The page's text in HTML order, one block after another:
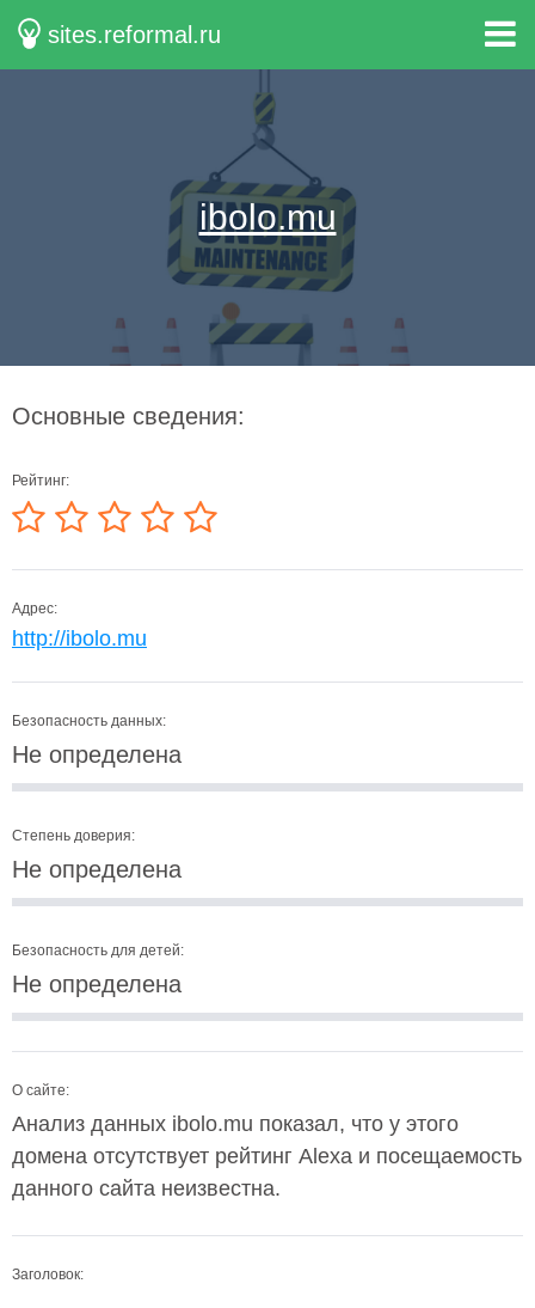
sites.reformal.ru
ibolo.mu
Основные сведения:
Рейтинг:
Адрес:
http://ibolo.mu
Безопасность данных:
Не определена
Степень доверия:
Не определена
Безопасность для детей:
Не определена
О сайте:
Анализ данных ibolo.mu показал, что у этого
домена отсутствует рейтинг Alexa и посещаемость
данного сайта неизвестна.
Заголовок: